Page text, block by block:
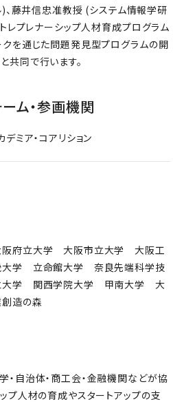
、藤井信忠准教授 (システム情報学研
レプレナーシップ人材育成プログラム
クを通じた問題発見型プログラムの開
共同で行います。
ム・参画機関
ミア・コアリション
府立大学 大阪市立大学 大阪工
学 立命館大学 奈良先端科学技
大学 関西学院大学 甲南大学 大
造の森
・自治体・商工会・金融機関などが協
プ人材の育成やスタートアップの支